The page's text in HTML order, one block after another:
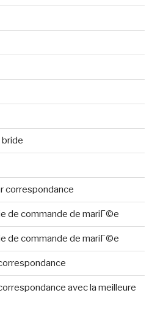
correspondance
de commande de mariГ©e
de commande de mariГ©e
avec la meilleure